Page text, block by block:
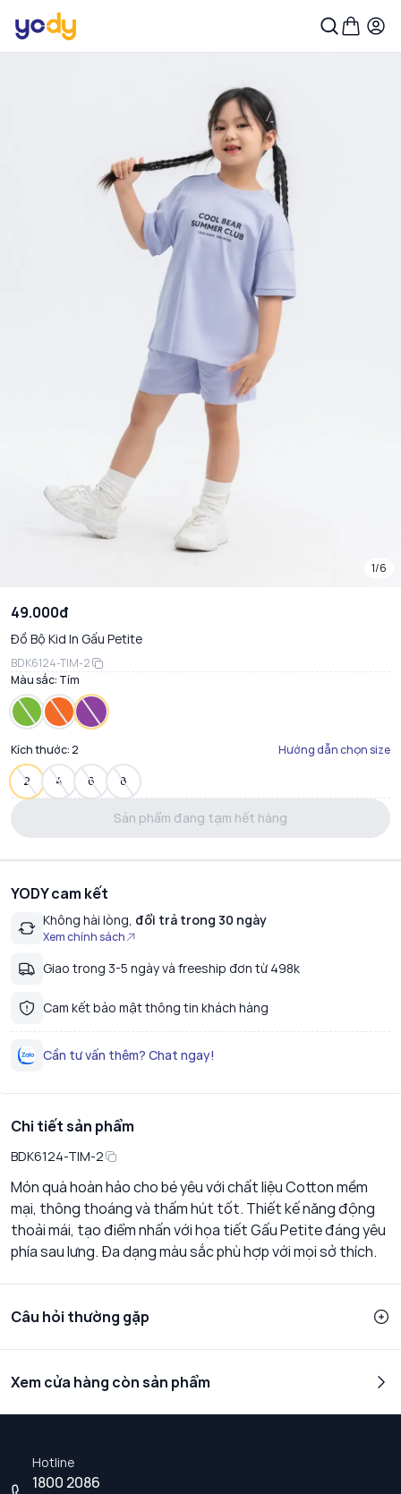
1/6
49.000đ
Đồ Bộ Kid In Gấu Petite
BDK6124-TIM-2
Màu sắc: Tím
Kích thước:2 Hướng dẫn chọn size
2 4 6 8
Sản phẩm đang tạm hết hàng
YODY cam kết
Không hài lòng, đổi trả trong 30 ngày
Xem chính sách
Giao trong 3-5 ngày và freeship đơn từ 498k
Cam kết bảo mật thông tin khách hàng
Cần tư vấn thêm? Chat ngay!
Chi tiết sản phẩm
BDK6124-TIM-2
Món quà hoàn hảo cho bé yêu với chất liệu Cotton mềm
mại, thông thoáng và thấm hút tốt. Thiết kế năng động
thoải mái, tạo điểm nhấn với họa tiết Gấu Petite đáng yêu
phía sau lưng. Đa dạng màu sắc phù hợp với mọi sở thích.
Câu hỏi thường gặp
Xem cửa hàng còn sản phẩm
Hotline
1800 2086